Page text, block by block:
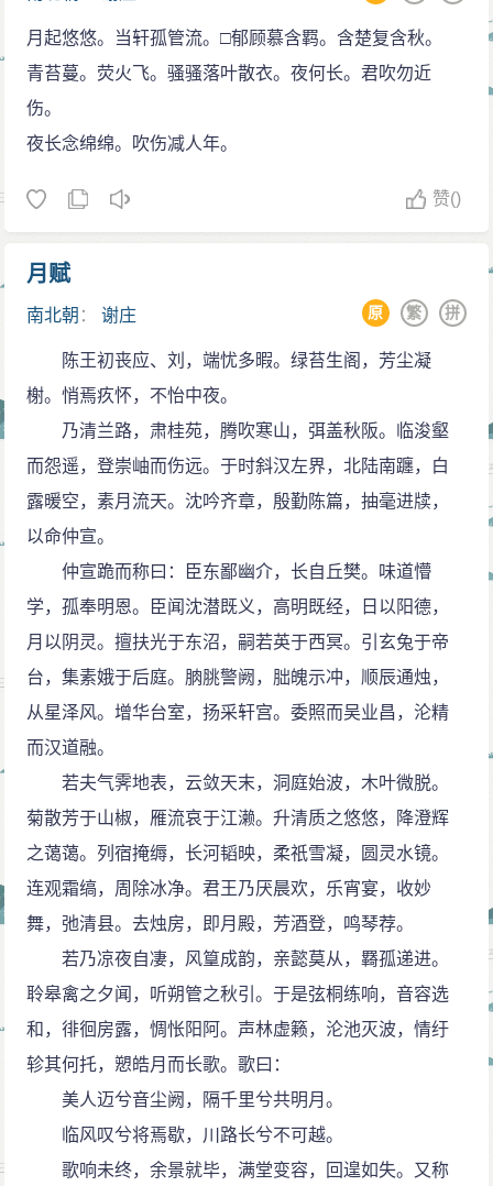
月起悠悠。当轩孤管流。□郁顾慕含羁。含楚复含秋。
青苔蔓。荧火飞。骚骚落叶散衣。夜何长。君吹勿近
伤。
夜长念绵绵。吹伤减人年。
赞()
月赋
南北朝 ：谢庄 拼
繁
原
陈王初丧应、刘，端忧多暇。绿苔生阁，芳尘凝
榭。悄焉疚怀，不怡中夜。
乃清兰路，肃桂苑，腾吹寒山，弭盖秋阪。临浚壑
而怨遥，登崇岫而伤远。于时斜汉左界，北陆南躔，白
露暖空，素月流天。沈吟齐章，殷勤陈篇，抽毫进牍，
以命仲宣。
仲宣跪而称曰：臣东鄙幽介，长自丘樊。味道懵
学，孤奉明恩。臣闻沈潜既义，高明既经，日以阳德，
月以阴灵。擅扶光于东沼，嗣若英于西冥。引玄兔于帝
台，集素娥于后庭。朒脁警阙，朏魄示冲，顺辰通烛，
从星泽风。增华台室，扬采轩宫。委照而吴业昌，沦精
而汉道融。
若夫气霁地表，云敛天末，洞庭始波，木叶微脱。
菊散芳于山椒，雁流哀于江濑。升清质之悠悠，降澄辉
之蔼蔼。列宿掩缛，长河韬映，柔祇雪凝，圆灵水镜。
连观霜缟，周除冰净。君王乃厌晨欢，乐宵宴，收妙
舞，弛清县。去烛房，即月殿，芳酒登，鸣琴荐。
若乃凉夜自凄，风篁成韵，亲懿莫从，羇孤递进。
聆皋禽之夕闻，听朔管之秋引。于是弦桐练响，音容选
和，徘徊房露，惆怅阳阿。声林虚籁，沦池灭波，情纡
轸其何托，愬皓月而长歌。歌曰：
美人迈兮音尘阙，隔千里兮共明月。
临风叹兮将焉歇，川路长兮不可越。
歌响未终，余景就毕，满堂变容，回遑如失。又称